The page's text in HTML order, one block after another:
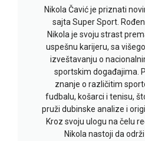
Nikola Čavić je priznati
sajta Super Sport.
Nikola je svoju strast
uspešnu karijeru, sa
izveštavanju o
sportskim događajima.
znanje o različitim
fudbalu, košarci i tenisu,
pruži dubinske analize i
Kroz svoju ulogu na čelu
Nikola nastoji da